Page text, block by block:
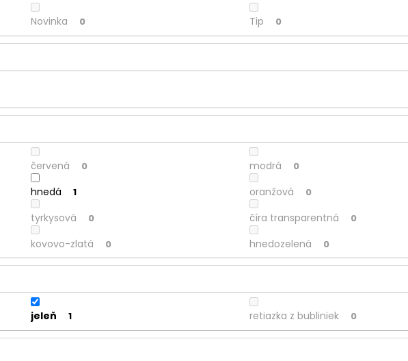
Novinka 0 Tip 0
červená 0 modrá 0
hnedá 1 oranžová 0
tyrkysová 0 číra transparentná 0
kovovo-zlatá 0 hnedozelená 0
jeleň 1 retiazka z bubliniek 0